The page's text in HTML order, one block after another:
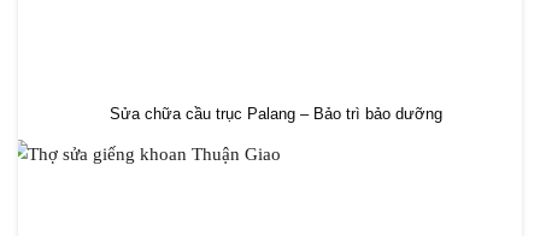
Sửa chữa cầu trục Palang – Bảo trì bảo dưỡng